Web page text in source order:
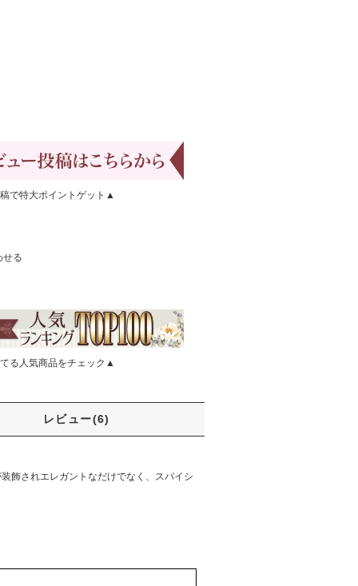
で特大ポイントゲット▲
せる
る人気商品をチェック▲
レビュー(6)
飾されエレガントなだけでなく、スパイシ